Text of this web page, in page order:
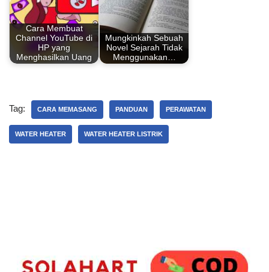
Cara Membuat
Channel YouTube di
HP yang
Menghasilkan Uang
Mungkinkah Sebuah
Novel Sejarah Tidak
Menggunakan…
Tag: CARA MEMASANG PANDUAN PERAWATAN
WATER HEATER WATER HEATER LISTRIK